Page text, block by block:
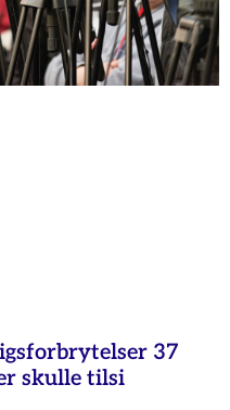
37
skulle tilsi